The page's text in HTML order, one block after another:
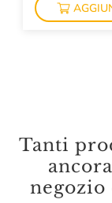
Lungarotti
Marc E
Marchese
Marchesi
Tanti
negozio